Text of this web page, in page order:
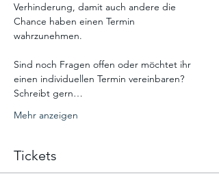
Verhinderung, damit auch andere die
Chance haben einen Termin
wahrzunehmen.
Sind noch Fragen offen oder möchtet ihr
einen individuellen Termin vereinbaren?
Schreibt gern…
Mehr anzeigen
Tickets